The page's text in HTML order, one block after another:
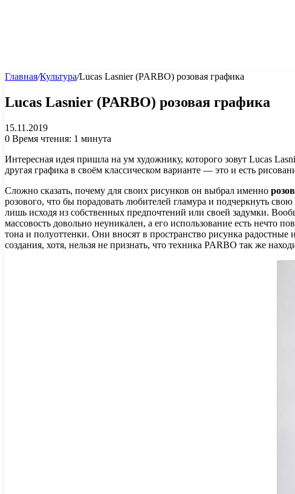
Главная/Культура/Lucas Lasnier (PARBO) розовая графика
Lucas Lasnier (PARBO) розовая графика
15.11.2019
0 Время чтения: 1 минута
Интересная идея пришла на ум художнику, которого зовут Lucas
другая графика в своём классическом варианте — это и есть
Сложно сказать, почему для своих рисунков он выбрал именно
розового, что бы порадовать любителей гламура и подчеркнуть
лишь исходя из собственных предпочтений или своей задумки.
массовость довольно неуникален, а его использование есть нечто
тона и полуоттенки. Они вносят в пространство рисунка
создания, хотя, нельзя не признать, что техника PARBO так же